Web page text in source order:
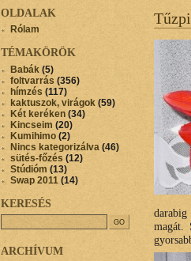
magát.
OLDALAK
Rólam
TÉMAKÖRÖK
Babák (5)
foltvarrás (356)
hímzés (117)
kaktuszok, virágok (59)
Két keréken (34)
Kincseim (20)
Kumihimo (2)
Nincs kategorizálva (46)
sütés-főzés (12)
Stúdióm (13)
Swap 2011 (14)
KERESÉS
ARCHÍVUM